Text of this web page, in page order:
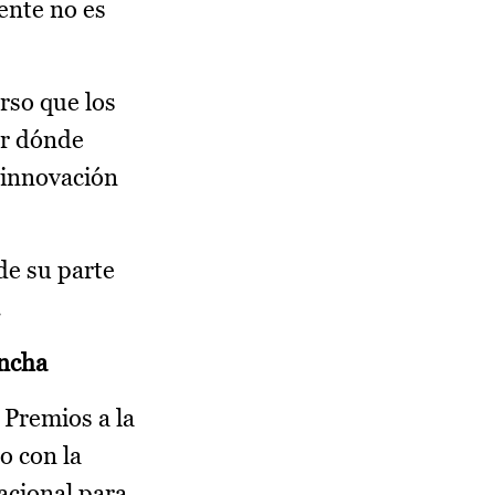
no es
que los
dónde
su parte
a la
con la